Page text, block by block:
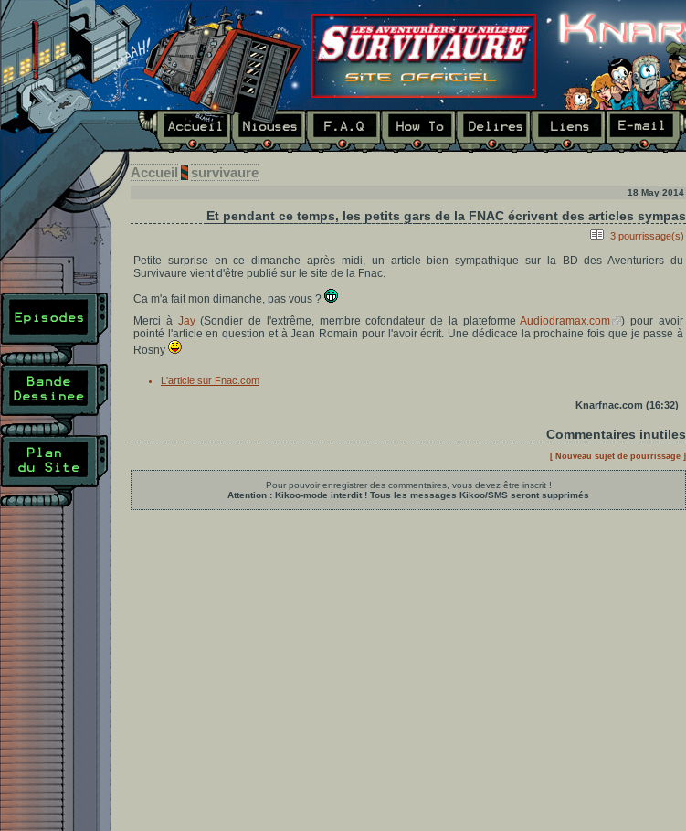
Accueil survivaure
18 May 2014
Et pendant ce temps, les petits gars de la FNAC écrivent des articles sympas
3 pourrissage(s)
Petite surprise en ce dimanche après midi, un article bien sympathique sur la BD des Aventuriers du
Survivaure vient d'être publié sur le site de la Fnac.
Ca m'a fait mon dimanche, pas vous ?
Merci à Jay(Sondier de l'extrême, membre cofondateur de la plateformeAudiodramax.com
) pour avoir
pointé l'article en question et à Jean Romain pour l'avoir écrit. Une dédicace la prochaine fois que je passe à
Rosny
L'article sur Fnac.com
Knarfnac.com (16:32)
Commentaires inutiles
[ Nouveau sujet de pourrissage ]
Pour pouvoir enregistrer des commentaires, vous devez être inscrit !
Attention : Kikoo-mode interdit ! Tous les messages Kikoo/SMS seront supprimés